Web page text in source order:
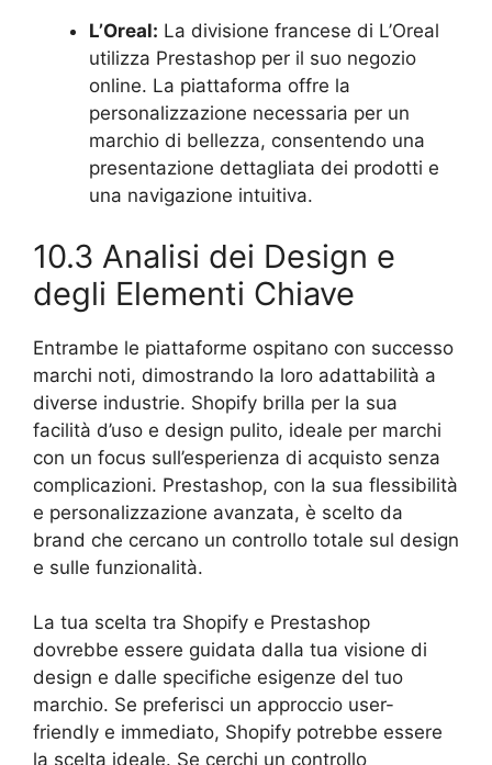
L’Oreal: La divisione francese di L’Oreal
utilizza Prestashop per il suo negozio
online. La piattaforma offre la
personalizzazione necessaria per un
marchio di bellezza, consentendo una
presentazione dettagliata dei prodotti e
una navigazione intuitiva.
10.3 Analisi dei Design e
degli Elementi Chiave
Entrambe le piattaforme ospitano con successo
marchi noti, dimostrando la loro adattabilità a
diverse industrie. Shopify brilla per la sua
facilità d’uso e design pulito, ideale per marchi
con un focus sull’esperienza di acquisto senza
complicazioni. Prestashop, con la sua flessibilità
e personalizzazione avanzata, è scelto da
brand che cercano un controllo totale sul design
e sulle funzionalità.
La tua scelta tra Shopify e Prestashop
dovrebbe essere guidata dalla tua visione di
design e dalle specifiche esigenze del tuo
marchio. Se preferisci un approccio user-
friendly e immediato, Shopify potrebbe essere
la scelta ideale. Se cerchi un controllo